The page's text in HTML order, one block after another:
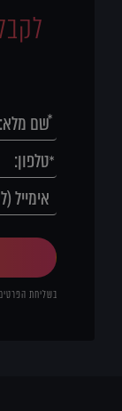
בשליחת